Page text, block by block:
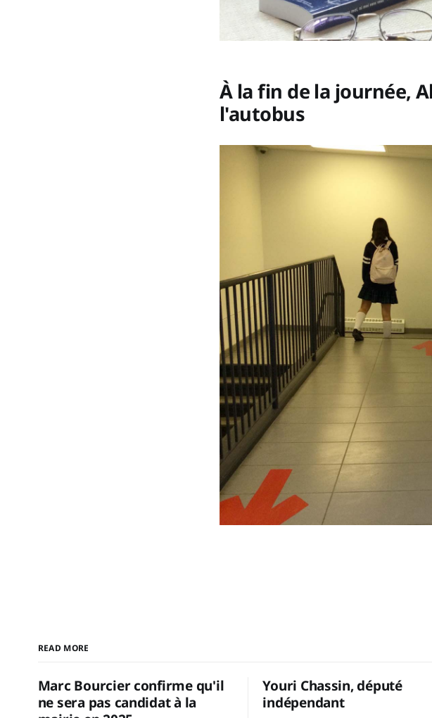
À la fin de la journée,
l'autobus
READ MORE
Marc Bourcier confirme qu'il
ne sera pas candidat à la
Youri Chassin, député
indépendant